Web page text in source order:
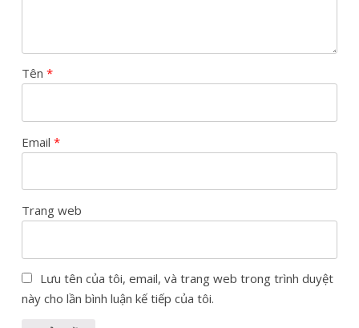
Tên*
Email*
Trang web
Lưu tên của tôi, email, và trang web trong trình duyệt
này cho lần bình luận kế tiếp của tôi.